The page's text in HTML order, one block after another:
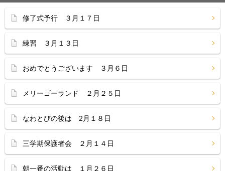
修了式予行 ３月１７日
練習 ３月１３日
おめでとうございます ３月６日
メリーゴーランド ２月２５日
なわとびの後は 2月１８日
三学期保護者会 ２月１４日
朝一番の活動は １月２６日